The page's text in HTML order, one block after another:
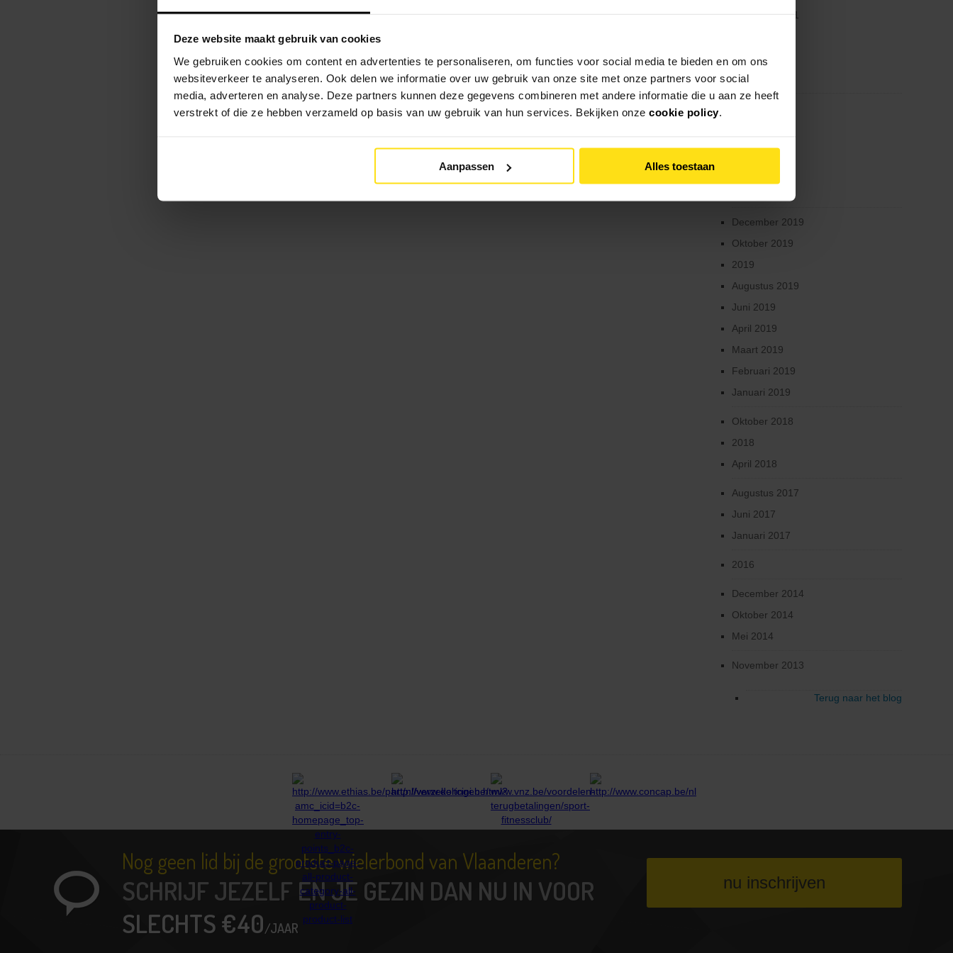
Deze website maakt gebruik van cookies
We gebruiken cookies om content en advertenties te personaliseren, om functies voor social media te bieden en om ons
websiteverkeer te analyseren. Ook delen we informatie over uw gebruik van onze site met onze partners voor social
media, adverteren en analyse. Deze partners kunnen deze gegevens combineren met andere informatie die u aan ze heeft
verstrekt of die ze hebben verzameld op basis van uw gebruik van hun services. Bekijken onze cookie policy.
Aanpassen Alles toestaan
Algemene VWB Verzekering
Fietsverzekering omnium & diefstal (optie)
Overige optionele verzekeringen
Gepubliceerd op 23 Augustus 2024
Augustus 2021
Juni 2021
Februari 2021
Maart 2020
December 2019
Oktober 2019
2019
Augustus 2019
Juni 2019
April 2019
Maart 2019
Februari 2019
Januari 2019
Oktober 2018
2018
April 2018
Augustus 2017
Juni 2017
Januari 2017
2016
December 2014
Oktober 2014
Mei 2014
November 2013
Terug naar het blog
Nog geen lid bij de grootste wielerbond van Vlaanderen?
SCHRIJF JEZELF EN JE GEZIN DAN NU IN VOOR
SLECHTS €40/JAAR
nu inschrijven